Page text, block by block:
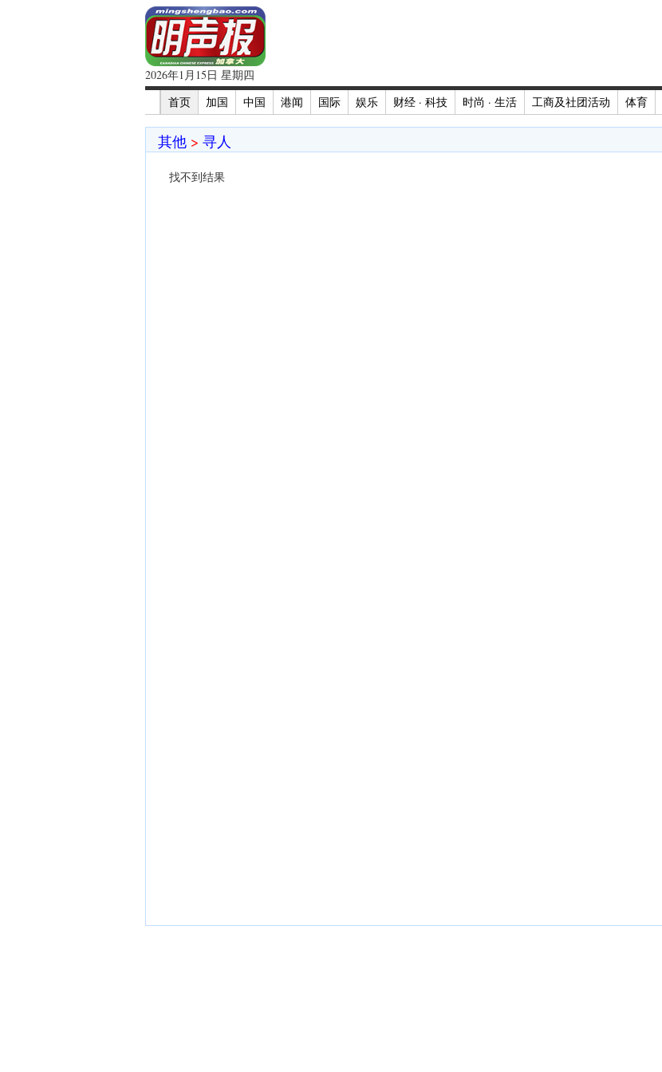
2026年1月15日 星期四
首页
加国 中国 港闻 国际 娱乐 财经 · 科技 时尚 · 生活 工商及社团活动 体育
其他 > 寻人
找不到结果